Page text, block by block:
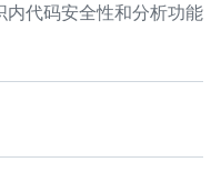
代码安全性和分析功能